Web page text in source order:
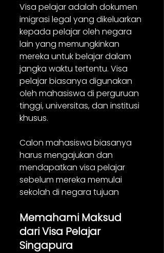
Visa pelajar adalah dokumen
imigrasi legal yang dikeluarkan
kepada pelajar oleh negara
lain yang memungkinkan
mereka untuk belajar dalam
jangka waktu tertentu. Visa
pelajar biasanya digunakan
oleh mahasiswa di perguruan
tinggi, universitas, dan institusi
khusus.
Calon mahasiswa biasanya
harus mengajukan dan
mendapatkan visa pelajar
sebelum mereka memulai
sekolah di negara tujuan
Memahami Maksud
dari Visa Pelajar
Singapura